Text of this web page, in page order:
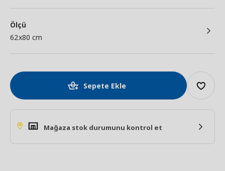
Ölçü
62x80 cm
Sepete Ekle
Mağaza stok durumunu kontrol et